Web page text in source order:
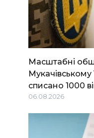
Масштабні
списано 1000
06.08.2026